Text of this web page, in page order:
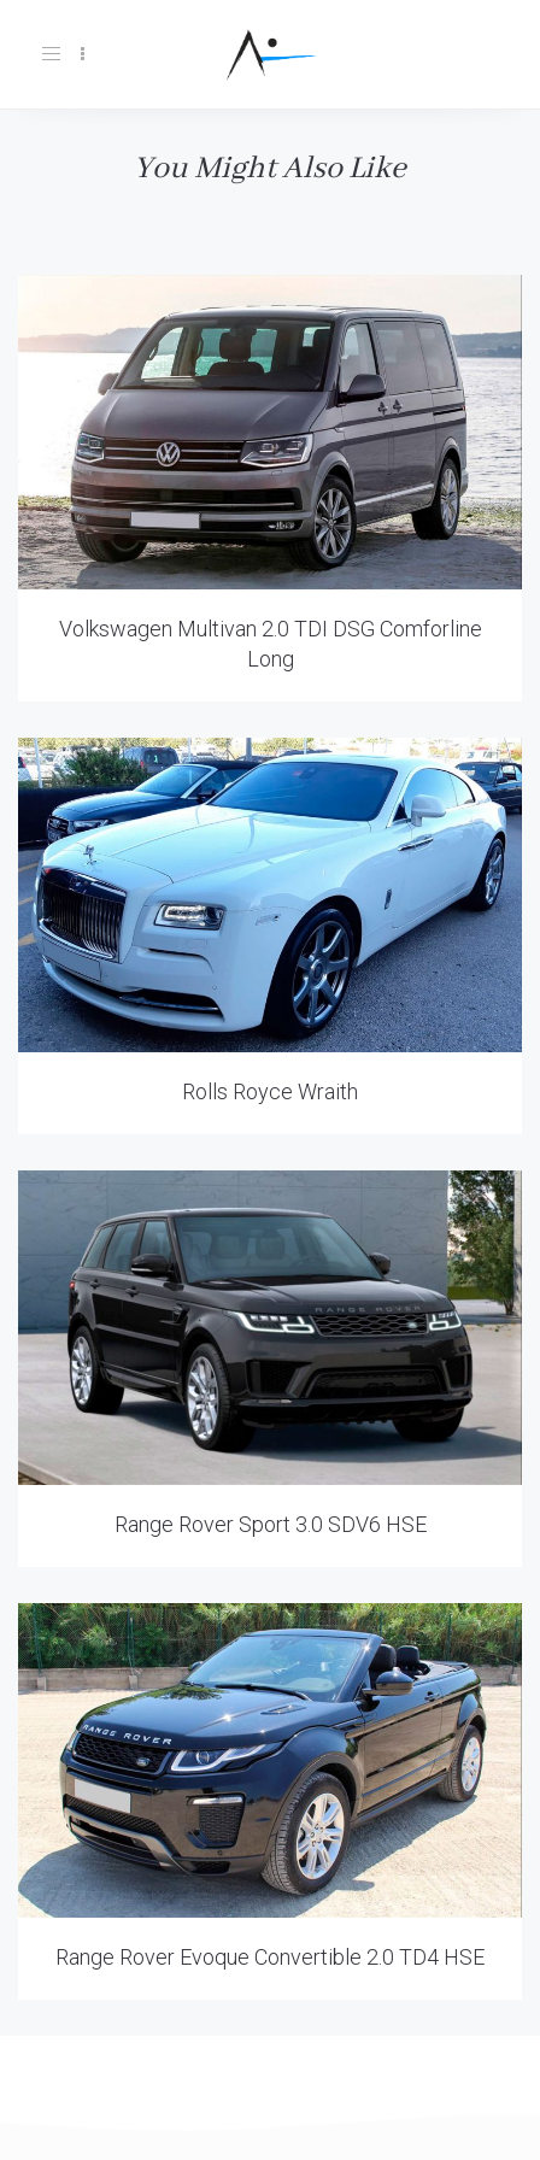
Toggle
You Might Also Like
Volkswagen Multivan 2.0 TDI DSG Comforline
Long
Rolls Royce Wraith
Range Rover Sport 3.0 SDV6 HSE
Range Rover Evoque Convertible 2.0 TD4 HSE